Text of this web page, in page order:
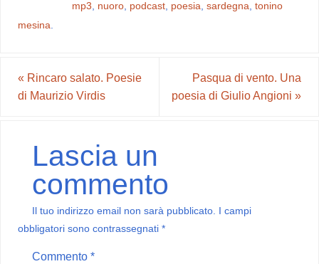
mp3, nuoro, podcast, poesia, sardegna, tonino
mesina.
« Rincaro salato. Poesie
di Maurizio Virdis
Pasqua di vento. Una
poesia di Giulio Angioni »
Lascia un
commento
Il tuo indirizzo email non sarà pubblicato.
I campi
obbligatori sono contrassegnati*
Commento*